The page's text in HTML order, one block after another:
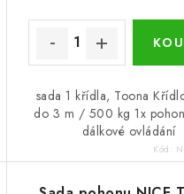
sada 1 křídla, Toona
do 3 m / 500 kg 1x
dálkové ovládání
Kód: